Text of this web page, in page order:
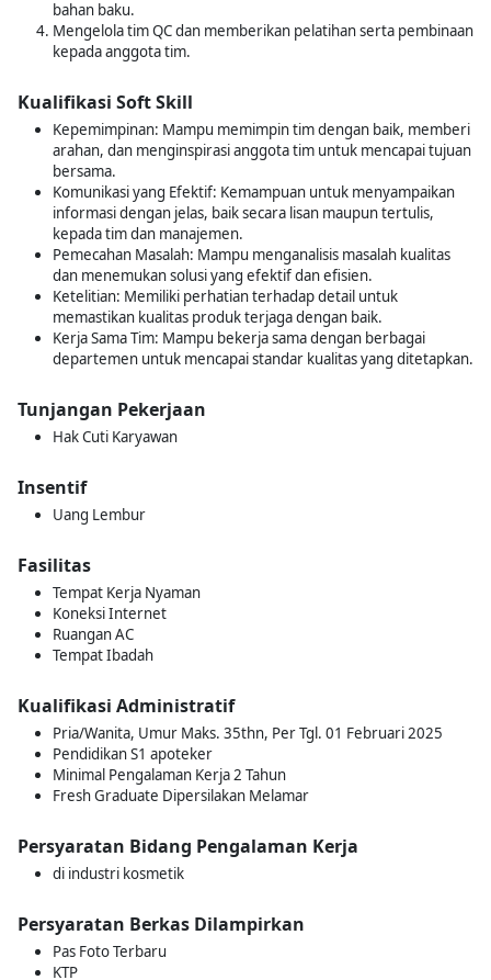
bahan baku.
Mengelola tim QC dan memberikan pelatihan serta pembinaan
kepada anggota tim.
Kualifikasi Soft Skill
Kepemimpinan: Mampu memimpin tim dengan baik, memberi
arahan, dan menginspirasi anggota tim untuk mencapai tujuan
bersama.
Komunikasi yang Efektif: Kemampuan untuk menyampaikan
informasi dengan jelas, baik secara lisan maupun tertulis,
kepada tim dan manajemen.
Pemecahan Masalah: Mampu menganalisis masalah kualitas
dan menemukan solusi yang efektif dan efisien.
Ketelitian: Memiliki perhatian terhadap detail untuk
memastikan kualitas produk terjaga dengan baik.
Kerja Sama Tim: Mampu bekerja sama dengan berbagai
departemen untuk mencapai standar kualitas yang ditetapkan.
Tunjangan Pekerjaan
Hak Cuti Karyawan
Insentif
Uang Lembur
Fasilitas
Tempat Kerja Nyaman
Koneksi Internet
Ruangan AC
Tempat Ibadah
Kualifikasi Administratif
Pria/Wanita, Umur Maks. 35thn, Per Tgl. 01 Februari 2025
Pendidikan S1 apoteker
Minimal Pengalaman Kerja 2 Tahun
Fresh Graduate Dipersilakan Melamar
Persyaratan Bidang Pengalaman Kerja
di industri kosmetik
Persyaratan Berkas Dilampirkan
Pas Foto Terbaru
KTP